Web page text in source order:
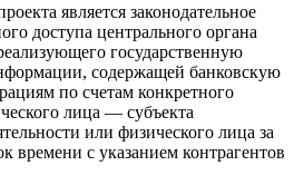
является законодательное
доступа центрального органа
государственную
содержащей банковскую
по счетам конкретного
лица — субъекта
или физического лица за
времени с указанием контрагентов